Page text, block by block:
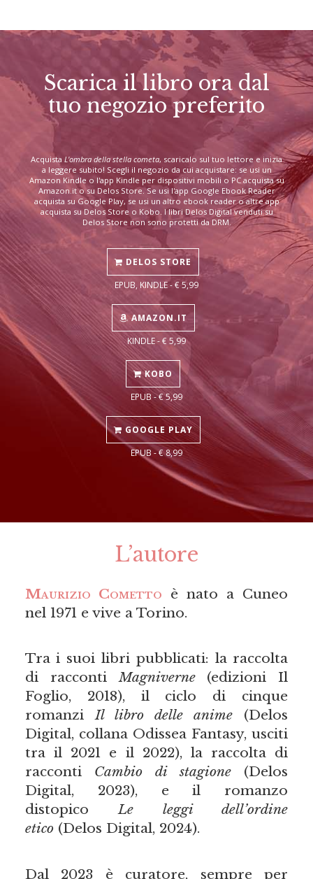
Scarica il libro ora dal
tuo negozio preferito
Acquista L'ombra della stella cometa, scaricalo sul tuo lettore e inizia
a leggere subito! Scegli il negozio da cui acquistare: se usi un
Amazon Kindle o l'app Kindle per dispositivi mobili o PC acquista su
Amazon.it o su Delos Store. Se usi l'app Google Ebook Reader
acquista su Google Play, se usi un altro ebook reader o altre app
acquista su Delos Store o Kobo. I libri Delos Digital venduti su
Delos Store non sono protetti da DRM.
DELOS STORE
EPUB, KINDLE - € 5,99
AMAZON.IT
KINDLE - € 5,99
KOBO
EPUB - € 5,99
GOOGLE PLAY
EPUB - € 8,99
L’autore
Maurizio Cometto è nato a Cuneo
nel 1971 e vive a Torino.
Tra i suoi libri pubblicati: la raccolta
di raccontiMagniverne(edizioni Il
Foglio, 2018), il ciclo di cinque
romanziIl libro delle anime (Delos
Digital, collana Odissea Fantasy, usciti
tra il 2021 e il 2022), la raccolta di
racconti Cambio di stagione(Delos
Digital, 2023), e il romanzo
distopicoLe leggi dell’ordine
etico(Delos Digital, 2024).
Dal 2023 è curatore, sempre per